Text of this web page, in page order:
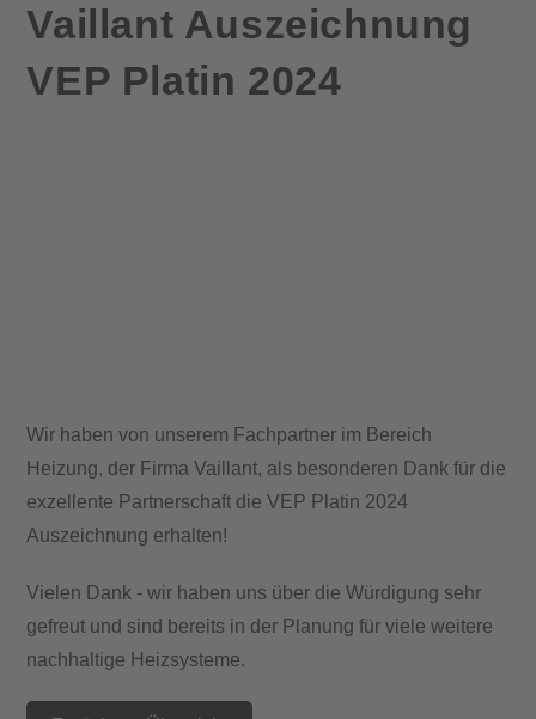
Vaillant Auszeichnung
VEP Platin 2024
Wir haben von unserem Fachpartner im Bereich
Heizung, der Firma Vaillant, als besonderen Dank für die
exzellente Partnerschaft die VEP Platin 2024
Auszeichnung erhalten!
Vielen Dank - wir haben uns über die Würdigung sehr
gefreut und sind bereits in der Planung für viele weitere
nachhaltige Heizsysteme.